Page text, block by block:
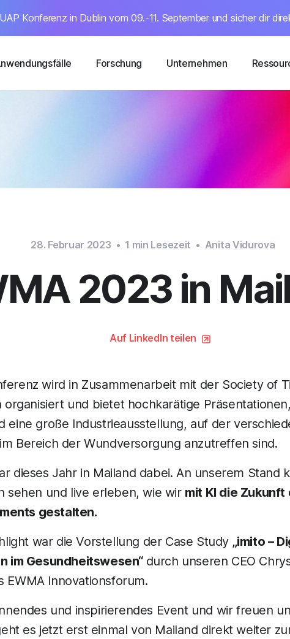
Konferenz in Dublin vom 09.-11. September und sicher dir
Forschung Unternehmen
28. Februar 2023 • 1 min Lesezeit • Anita Vidurova
2023 in
Auf LinkedIn teilen
wird in Zusammenarbeit mit der Society of
organisiert und bietet hochkarätige
eine große Industrieausstellung, auf der
Bereich der Wundversorgung anzutreffen sind.
dieses Jahr in Mailand dabei. An unserem Stand
sehen und live erleben, wie wir mit KI die Zukunft
gestalten.
war die Vorstellung der Case Study „imito –
im Gesundheitswesen“ durch unseren CEO
EWMA Innovationsforum.
und inspirierendes Event und wir freuen
es jetzt erst einmal von Mailand direkt weiter